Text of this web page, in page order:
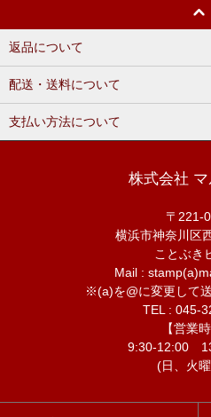
返品について
配送・送料について
支払い方法について
株式会社 マ
〒221-
横浜市神奈川区
ことぶき
Mail :
※(a)を@に変更して
TEL : 045-
【営業
9:30-12:00
(日、火